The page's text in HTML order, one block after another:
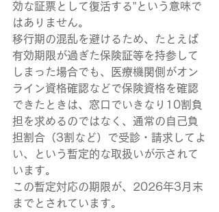
効な証票として復活する”という意味で
はありません。
移行期の混乱を避けるため、たとえば
有効期限が過ぎた保険証等を持参して
しまった場合でも、医療機関側がオン
ライン資格確認などで保険資格を確認
できたときは、窓口でいきなり10割負
担を求めるのではなく、通常の自己負
担割合（3割など）で受診・請求してよ
い、という暫定的な取扱いが示されて
います。
この暫定対応の期限が、2026年3月末
までとされています。